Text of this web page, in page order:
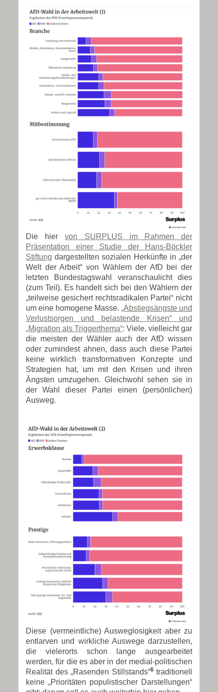
Die hiervon SURPLUS im Rahmen der
Präsentation einer Studie der Hans-Böckler
Stiftung dargestellten sozialen Herkünfte in „der
Welt der Arbeit“ von Wählern der AfD bei der
letzten Bundestagswahl veranschaulicht dies
(zum Teil). Es handelt sich bei den Wählern der
„teilweise gesichert rechtsradikalen Partei“ nicht
um eine homogene Masse. „Abstiegsängste und
Verlustsorgen und belastende Krisen“ und
„Migration als Triggerthema“: Viele, vielleicht gar
die meisten der Wähler auch der AfD wissen
oder zumindest ahnen, dass auch diese Partei
keine wirklich transformativen Konzepte und
Strategien hat, um mit den Krisen und ihren
Ängsten umzugehen. Gleichwohl sehen sie in
der Wahl dieser Partei einen (persönlichen)
Ausweg.
Diese (vermeintliche) Ausweglosigkeit aber zu
entlarven und wirkliche Auswege darzustellen,
die vielerorts schon lange ausgearbeitet
werden, für die es aber in der medial-politischen
Realität des „Rasenden Stillstands“6traditionell
keine „Prioritäten populistischer Darstellungen“